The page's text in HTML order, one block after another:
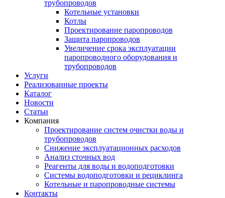
трубопроводов
Котельные установки
Котлы
Проектирование паропроводов
Защита паропроводов
Увеличение срока эксплуатации
паропроводного оборудования и
трубопроводов
Услуги
Реализованные проекты
Каталог
Новости
Статьи
Компания
Проектирование систем очистки воды и
трубопроводов
Снижение эксплуатационных расходов
Анализ сточных вод
Реагенты для воды и водоподготовки
Системы водоподготовки и рециклинга
Котельные и паропроводные системы
Контакты